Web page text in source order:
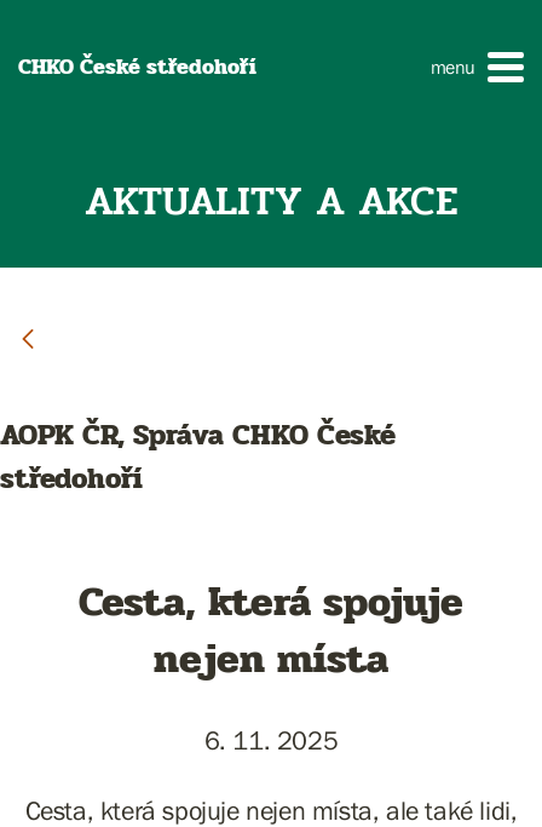
CHKO České středohoří menu
AKTUALITY A AKCE
AOPK ČR, Správa CHKO České
středohoří
Cesta, která spojuje
nejen místa
6. 11. 2025
Cesta, která spojuje nejen místa, ale také lidi,